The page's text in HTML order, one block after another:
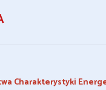
Charakterystyki